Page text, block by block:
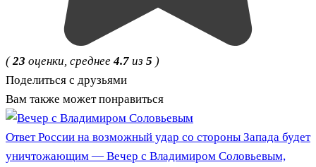
(23 оценки, среднее4.7 из 5 )
Поделиться с друзьями
Вам также может понравиться
Ответ России на возможный удар со стороны Запада будет
уничтожающим — Вечер с Владимиром Соловьевым,